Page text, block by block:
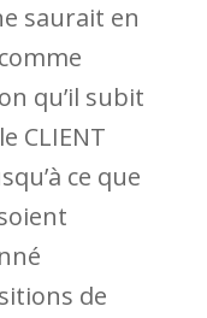
saurait en
qu’il subit
CLIENT
ce que
de